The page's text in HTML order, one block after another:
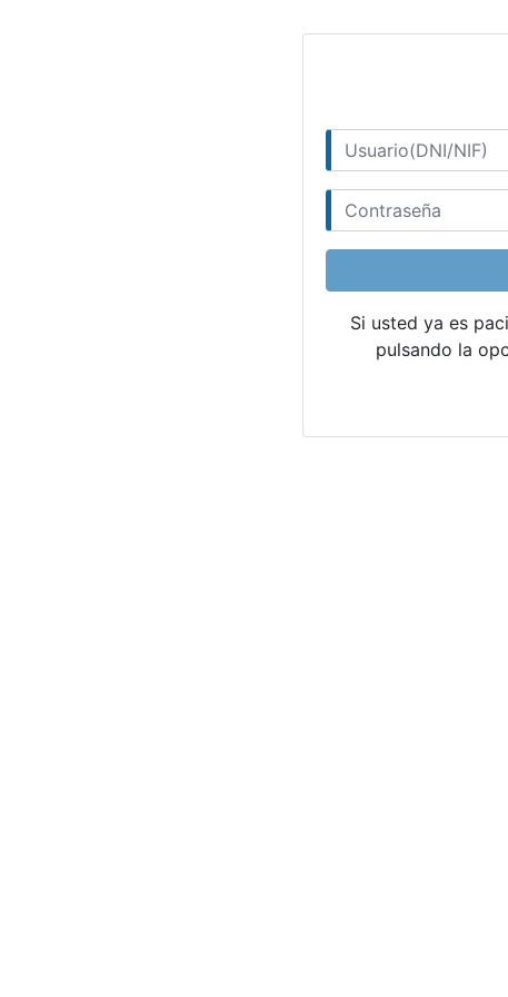
Si usted ya es
pulsando la